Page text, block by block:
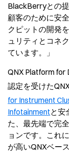
BlackBerryとの
顧客のために安
クピットの開発
ュリティとコネ
ています。」
QNX Platform
認定を受けた
for Instrument
Infotainmentと安
た、最先端で完
ョンです。これ
が高いQNXベー